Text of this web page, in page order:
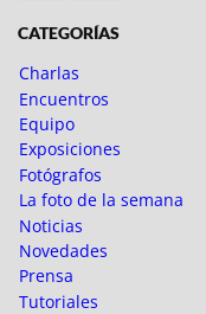
CATEGORÍAS
Charlas
Encuentros
Equipo
Exposiciones
Fotógrafos
La foto de la semana
Noticias
Novedades
Prensa
Tutoriales